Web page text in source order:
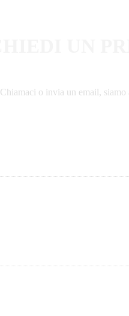
Chiamaci o invia un email, siamo